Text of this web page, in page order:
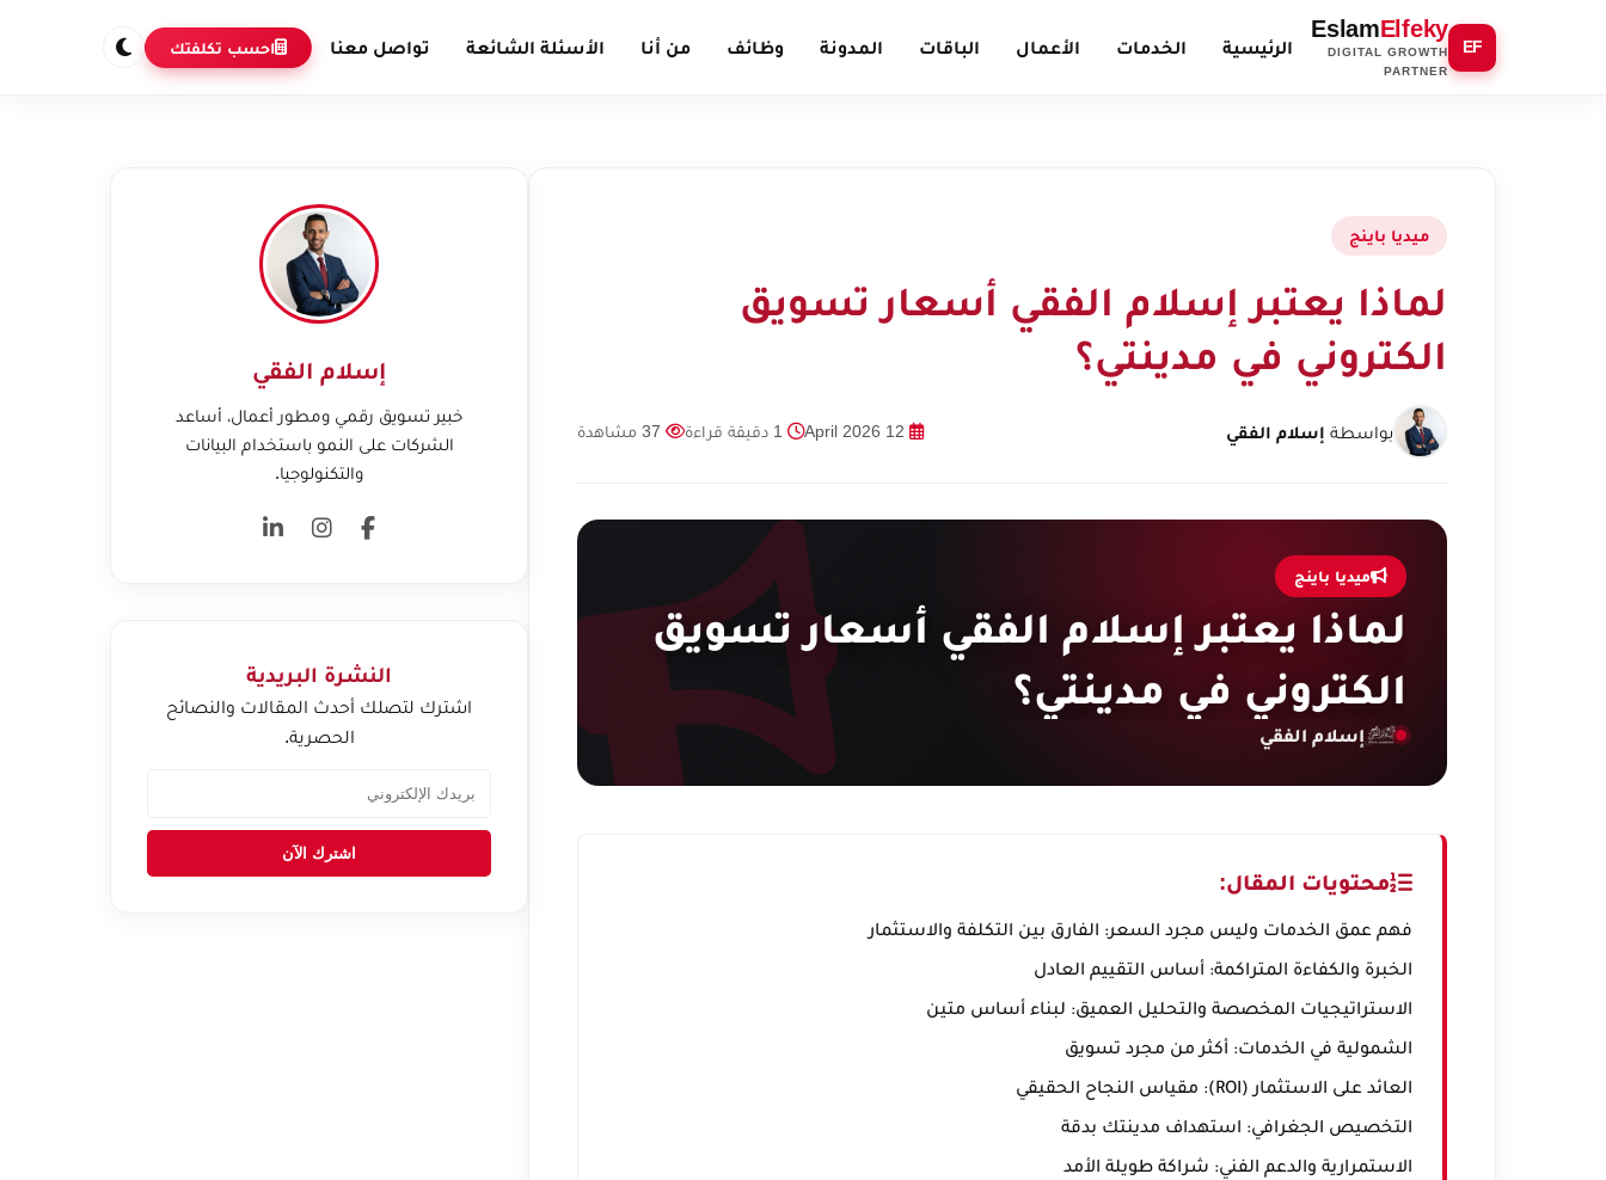
EF
EslamElfeky
DIGITAL GROWTH
PARTNER
الرئيسية الخدمات الأعمال الباقات المدونة وظائف من أنا الأسئلة الشائعة تواصل معنا احسب تكلفتك
ميديا باينج
لماذا يعتبر إسلام الفقي أسعار تسويق
الكتروني في مدينتي؟
بواسطة إسلام الفقي
ميديا باينج
لماذا يعتبر إسلام الفقي أسعار تسويق
الكتروني في مدينتي؟
إسلام الفقي
محتويات المقال:
فهم عمق الخدمات وليس مجرد السعر: الفارق بين التكلفة والاستثمار
الخبرة والكفاءة المتراكمة: أساس التقييم العادل
الاستراتيجيات المخصصة والتحليل العميق: لبناء أساس متين
الشمولية في الخدمات: أكثر من مجرد تسويق
العائد على الاستثمار (ROI): مقياس النجاح الحقيقي
التخصيص الجغرافي: استهداف مدينتك بدقة
الاستمرارية والدعم الفني: شراكة طويلة الأمد
إسلام الفقي
خبير تسويق رقمي ومطور أعمال، أساعد
الشركات على النمو باستخدام البيانات
والتكنولوجيا.
النشرة البريدية
اشترك لتصلك أحدث المقالات والنصائح
الحصرية.
اشترك الآن